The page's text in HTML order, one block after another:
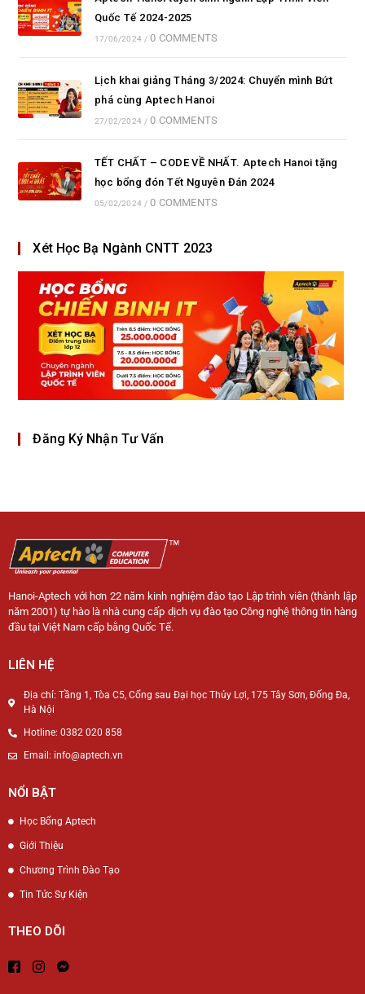
Quốc Tế 2024-2025
17/06/2024 / 0 COMMENTS
Lịch khai giảng Tháng 3/2024: Chuyển mình Bứt
phá cùng Aptech Hanoi
27/02/2024 / 0 COMMENTS
TẾT CHẤT – CODE VỀ NHẤT. Aptech Hanoi tặng
học bổng đón Tết Nguyên Đán 2024
05/02/2024 / 0 COMMENTS
Xét Học Bạ Ngành CNTT 2023
Đăng Ký Nhận Tư Vấn
Hanoi-Aptech với hơn 22 năm kinh nghiệm đào tạo Lập trình viên (thành lập
năm 2001) tự hào là nhà cung cấp dịch vụ đào tạo Công nghệ thông tin hàng
đầu tại Việt Nam cấp bằng Quốc Tế.
LIÊN HỆ
Địa chỉ: Tầng 1, Tòa C5, Cổng sau Đại học Thủy Lợi, 175 Tây Sơn, Đống Đa,
Hà Nội
Hotline: 0382 020 858
Email: info@aptech.vn
NỔI BẬT
Học Bổng Aptech
Giới Thiệu
Chương Trình Đào Tạo
Tin Tức Sự Kiện
THEO DÕI